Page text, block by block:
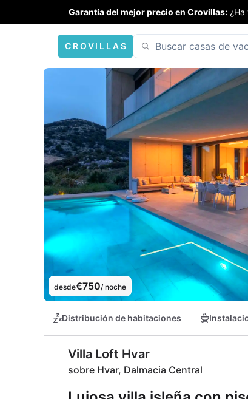
Garantía del mejor precio en Crovillas:
CROVILLAS
desde€750/ noche
Distribución de habitaciones
Villa Loft Hvar
sobre Hvar, Dalmacia Central